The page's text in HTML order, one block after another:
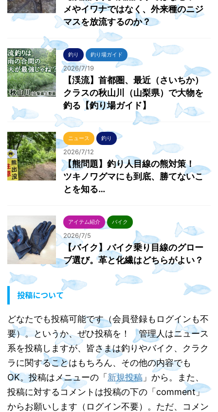
メやイワナではなく、外来種のニジ
マスを放流するのか？
釣り 釣り場ガイド
2026/7/19
【渓流】首都圏、最近（さいちか）
クラスの秋山川（山梨県）で大物を
釣る【釣り場ガイド】
ニュース 釣り
2026/7/12
【熊問題】釣り人目線の熊対策！
ツキノワグマにも到底、勝てないこ
とを知る…
アイテム紹介 バイク
2026/7/5
【バイク】バイク乗り目線のグロー
ブ選び。革と化繊はどちらがよい？
投稿について
どなたでも投稿可能です（会員登録もログインも不
要）。というか、ぜひ投稿を！ 管理人はニュース
系を投稿しますが、皆さまは釣りやバイク、クラク
ラに関することはもちろん、その他の内容でも
OK。投稿はメニューの「 新規投稿 」から。また、
投稿に対するコメントは投稿の下の「comment」
からお願いします（ログイン不要）。ただ、コメン